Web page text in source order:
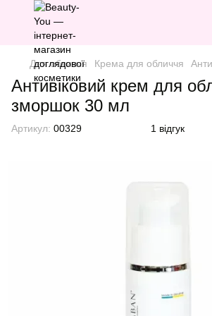
Для обличчя Крема для обличчя
Антивіковий крем для
зморшок 30 мл
Артикул: 00329 1 відгук